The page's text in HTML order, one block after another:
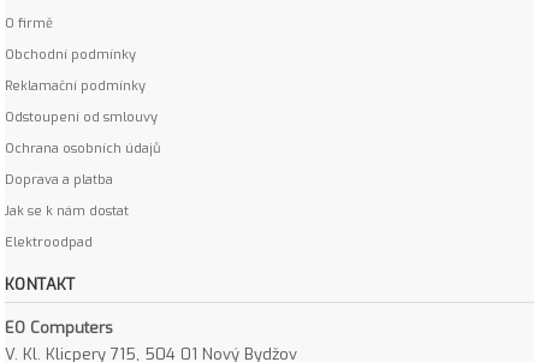
O firmě
Obchodní podmínky
Reklamační podmínky
Odstoupení od smlouvy
Ochrana osobních údajů
Doprava a platba
Jak se k nám dostat
Elektroodpad
KONTAKT
EO Computers
V. Kl. Klicpery 715, 504 01 Nový Bydžov